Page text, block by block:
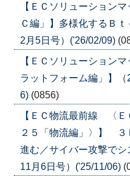
【ＥＣソリューション
Ｃ編」】多様化するＢ
2月5日号）('26/02/09)
【ＥＣソリューション
ラットフォーム編」】
6) (0856)
【ＥＣ物流最前線 〈Ｅ
２５「物流編」〉】 ３
進む／サイバー攻撃で
11月6日号）('25/11/06)